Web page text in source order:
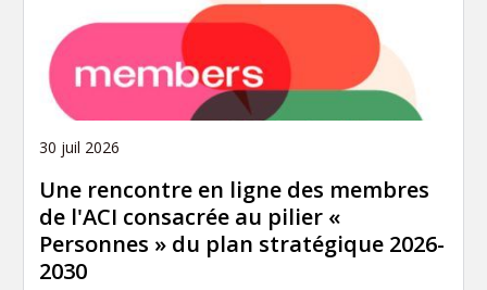
30 juil 2026
Une rencontre en ligne des membres
de l'ACI consacrée au pilier «
Personnes » du plan stratégique 2026-
2030